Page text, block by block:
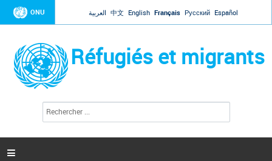
Jump to navigation
ONU العربية 中文 English Français Русский Español
Réfugiés et migrants
c
